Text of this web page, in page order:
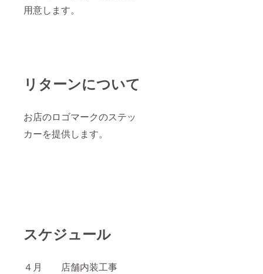
用意します。
リターンについて
お店のロゴマークのステッ
カーを提供します。
スケジュール
４月 店舗内装工事